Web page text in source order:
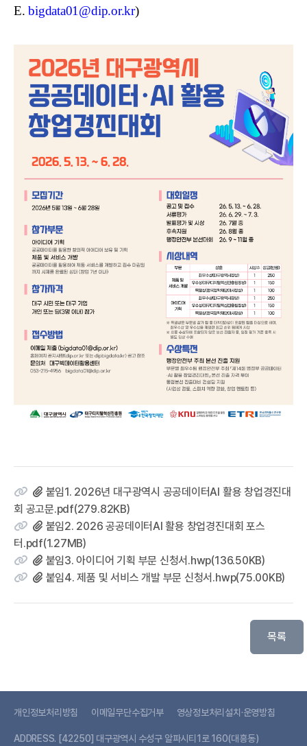
E.bigdata01@dip.or.kr)
붙임1. 2026년 대구광역시 공공데이터AI 활용 창업경진대
회 공고문.pdf(279.82KB)
붙임2. 2026 공공데이터AI 활용 창업경진대회 포스
터.pdf(1.27MB)
붙임3. 아이디어 기획 부문 신청서.hwp(136.50KB)
붙임4. 제품 및 서비스 개발 부문 신청서.hwp(75.00KB)
목록
개인정보처리방침 이메일무단수집거부 영상정보처리설치·운영방침
ADDRESS. [42250] 대구광역시 수성구 알파시티1로 160(대흥동)